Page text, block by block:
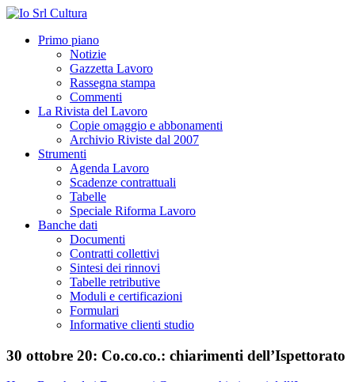
Primo piano
Notizie
Gazzetta Lavoro
Rassegna stampa
Commenti
La Rivista del Lavoro
Copie omaggio e abbonamenti
Archivio Riviste dal 2007
Strumenti
Agenda Lavoro
Scadenze contrattuali
Tabelle
Speciale Riforma Lavoro
Banche dati
Documenti
Contratti collettivi
Sintesi dei rinnovi
Tabelle retributive
Moduli e certificazioni
Formulari
Informative clienti studio
30 ottobre 20: Co.co.co.: chiarimenti dell’Ispettorato